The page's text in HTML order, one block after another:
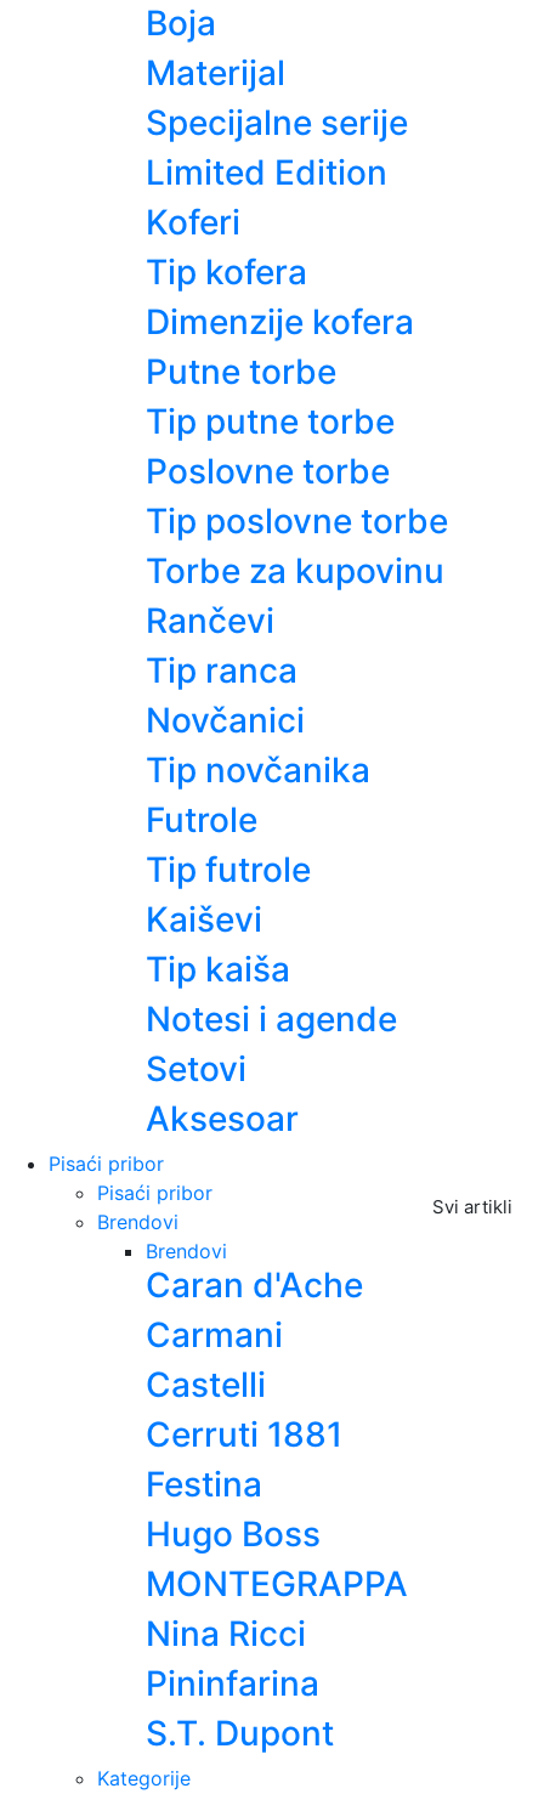
Boja
Materijal
Specijalne serije
Limited Edition
Koferi
Tip kofera
Dimenzije kofera
Putne torbe
Tip putne torbe
Poslovne torbe
Tip poslovne torbe
Torbe za kupovinu
Rančevi
Tip ranca
Novčanici
Tip novčanika
Futrole
Tip futrole
Kaiševi
Tip kaiša
Notesi i agende
Setovi
Aksesoar
Pisaći pribor
Svi artikli
Pisaći pribor
Brendovi
Brendovi
Caran d'Ache
Carmani
Castelli
Cerruti 1881
Festina
Hugo Boss
MONTEGRAPPA
Nina Ricci
Pininfarina
S.T. Dupont
Kategorije